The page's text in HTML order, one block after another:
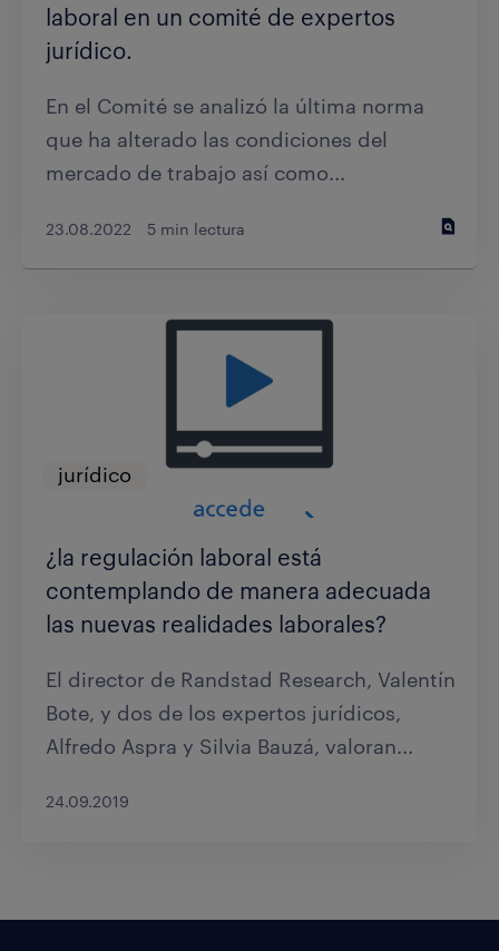
laboral en un comité de expertos
jurídico.
En el Comité se analizó la última norma
que ha alterado las condiciones del
mercado de trabajo así como...
23.08.2022 5 min lectura
jurídico
¿la regulación laboral está
contemplando de manera adecuada
las nuevas realidades laborales?
El director de Randstad Research, Valentín
Bote, y dos de los expertos jurídicos,
Alfredo Aspra y Silvia Bauzá, valoran...
24.09.2019